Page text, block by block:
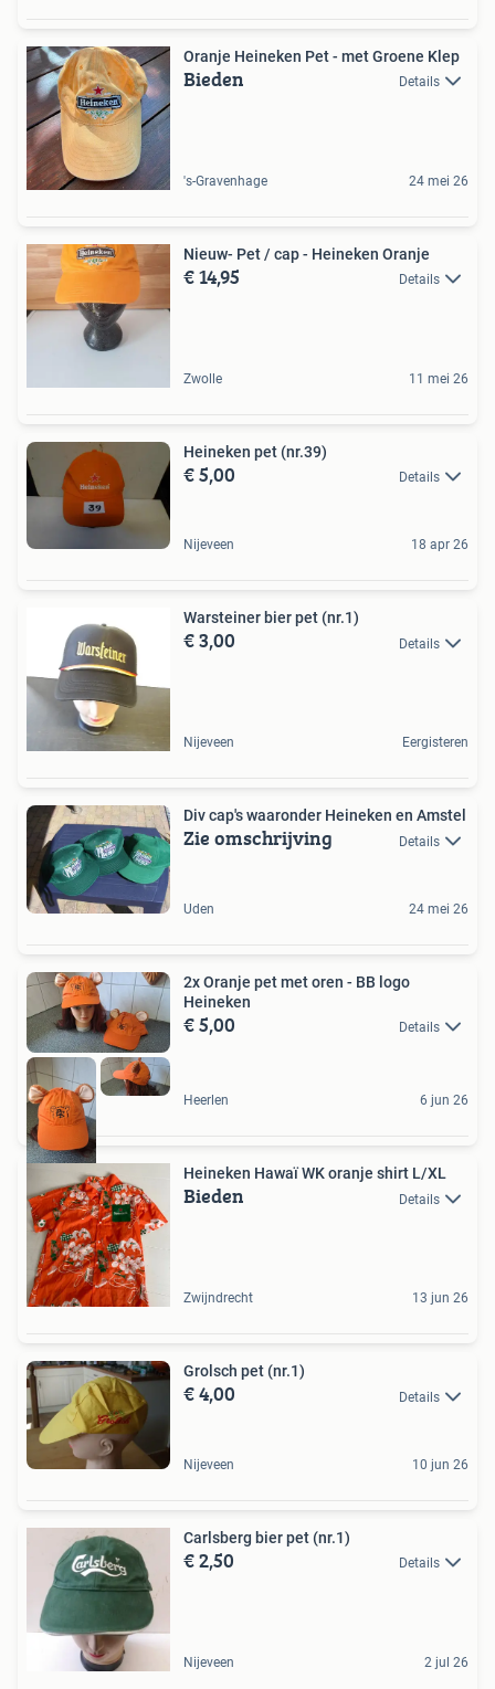
Oranje Heineken Pet - met Groene Klep
Bieden Details
's-Gravenhage 24 mei 26
Nieuw- Pet / cap - Heineken Oranje
€ 14,95 Details
Zwolle 11 mei 26
Heineken pet (nr.39)
€ 5,00 Details
Nijeveen 18 apr 26
Warsteiner bier pet (nr.1)
€ 3,00 Details
Nijeveen Eergisteren
Div cap's waaronder Heineken en Amstel
Zie omschrijving Details
Uden 24 mei 26
2x Oranje pet met oren - BB logo
Heineken
€ 5,00 Details
Heerlen 6 jun 26
Heineken Hawaï WK oranje shirt L/XL
Bieden Details
Zwijndrecht 13 jun 26
Grolsch pet (nr.1)
€ 4,00 Details
Nijeveen 10 jun 26
Carlsberg bier pet (nr.1)
€ 2,50 Details
Nijeveen 2 jul 26